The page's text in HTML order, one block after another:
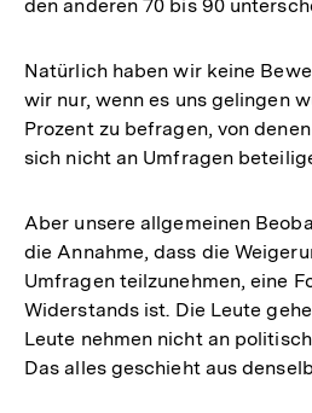
den anderen 70 bis 90
Natürlich haben wir keine
wir nur, wenn es uns gelingen
Prozent zu befragen, von
sich nicht an Umfragen
Aber unsere allgemeinen
die Annahme, dass die
Umfragen teilzunehmen, eine
Widerstands ist. Die Leute
Leute nehmen nicht an
Das alles geschieht aus